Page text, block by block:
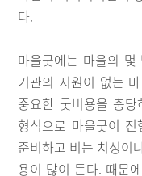
다.
마을굿에는 마을의
기관의 지원이 없는
중요한 굿비용을 충
형식으로 마을굿이
준비하고 비는 치성이
용이 많이 든다. 때문